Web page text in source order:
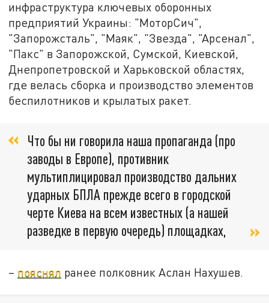
инфраструктура ключевых оборонных
предприятий Украины: "МоторСич",
"Запорожсталь", "Маяк", "Звезда", "Арсенал",
"Пакс" в Запорожской, Сумской, Киевской,
Днепропетровской и Харьковской областях,
где велась сборка и производство элементов
беспилотников и крылатых ракет.
Что бы ни говорила наша пропаганда (про
заводы в Европе), противник
мультиплицировал производство дальних
ударных БПЛА прежде всего в городской
черте Киева на всем известных (а нашей
разведке в первую очередь) площадках,
– пояснял ранее полковник Аслан Нахушев.